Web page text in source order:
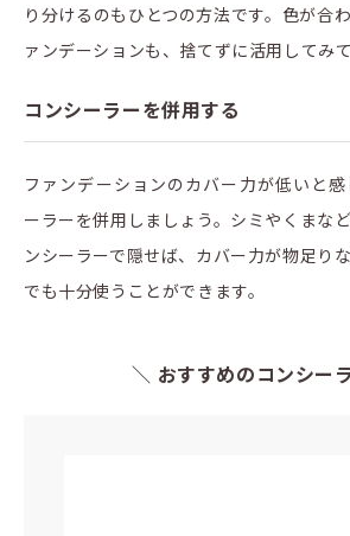
り分けるのもひとつの方法です。色が合
ァンデーションも、捨てずに活用してみ
コンシーラーを併用する
ファンデーションのカバー力が低いと
ーラーを併用しましょう。シミやくまな
ンシーラーで隠せば、カバー力が物足り
でも十分使うことができます。
＼ おすすめのコンシー